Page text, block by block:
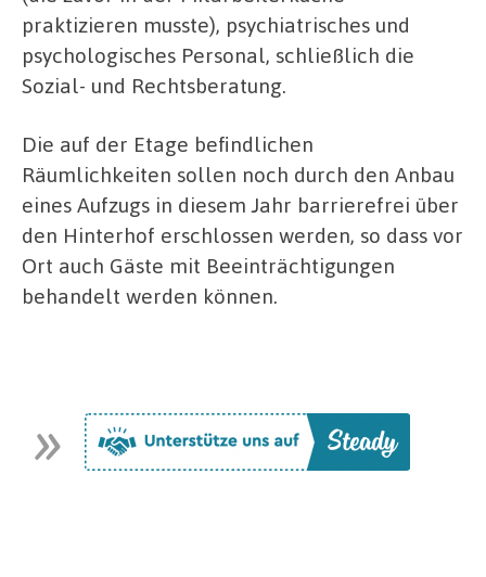
praktizieren musste), psychiatrisches und
psychologisches Personal, schließlich die
Sozial- und Rechtsberatung.
Die auf der Etage befindlichen
Räumlichkeiten sollen noch durch den Anbau
eines Aufzugs in diesem Jahr barrierefrei über
den Hinterhof erschlossen werden, so dass vor
Ort auch Gäste mit Beeinträchtigungen
behandelt werden können.